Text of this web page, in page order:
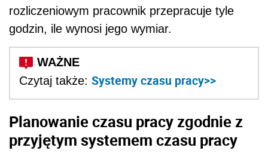
rozliczeniowym pracownik przepracuje tyle
godzin, ile wynosi jego wymiar.
Czytaj także: Systemy czasu pracy>>
Planowanie czasu pracy zgodnie z
przyjętym systemem czasu pracy